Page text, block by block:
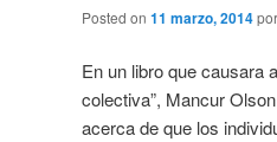
Posted on 11 marzo, 2014por
En un libro que causara
colectiva”, Mancur
acerca de que los